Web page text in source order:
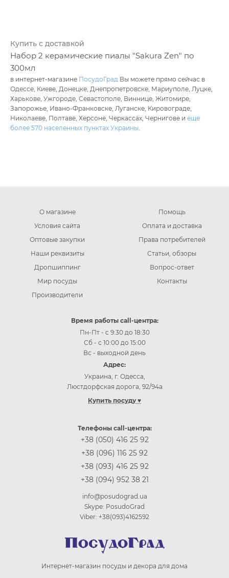
Купить с доставкой
Набор 2 керамические пиалы "Sakura Zen" по
300мл
в интернет-магазине ПосудоГрад Вы можете прямо сейчас в
Одессе, Киеве, Донецке, Днепропетровске, Мариуполе, Луцке,
Харькове, Ужгороде, Севастополе, Виннице, Житомире,
Запорожье, Ивано-Франковске, Луганске, Кировограде,
Николаеве, Полтаве, Херсоне, Черкассах, Чернигове и еще
более 570 населенных пунктах Украины.
Интернет-магазин посуды и декора для дома
О магазине
Условия сайта
Оптовые закупки
Наши реквизиты
Дропшиппинг
Мир посуды
Производители
Помощь
Оплата и доставка
Права потребителей
Статьи, обзоры
Вопрос-ответ
Контакты
Время работы call-центра:
Пн-Пт - с 9:30 до 18:30
Сб - с 10:00 до 15:00
Вс - выходной день
Адрес:
Украина, г. Одесса,
Люстдорфская дорога, 92/94а
Купить посуду ♥
Купить посуду Днепр (Днепропетровск)
Купить посуду Житомир
Купить посуду Запорожье
Купить посуду Ивано-Франковск
Купить посуду Луцк
Купить посуду Львов
Купить посуду Полтава
Купить посуду Ровно
Купить посуду Тернополь
Телефоны call-центра:
+38 (050) 416 25 92
+38 (096) 116 25 92
+38 (093) 416 25 92
+38 (094) 952 38 21
info@posudograd.ua
Skype: PosudoGrad
Viber: +38(093)4162592